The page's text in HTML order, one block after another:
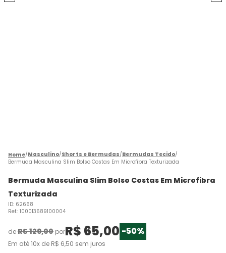
Masculino Shorts e Bermudas Bermudas Tecido
Bermuda Masculina Slim Bolso Costas Em Microfibra Texturizada
Bermuda Masculina Slim Bolso Costas Em Microfibra
Texturizada
ID: 62668
Ref.: 100013689100004
deR$129,00 porR$ 65,00 -50%
Em até10x de R$ 6,50 sem juros